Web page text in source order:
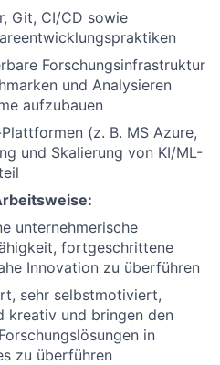
Git, CI/CD sowie
Forschungsinfrastruktur
und Analysieren
aufzubauen
(z. B. MS Azure,
und Skalierung von KI/ML-
unternehmerische
fortgeschrittene
Innovation zu überführen
sehr selbstmotiviert,
kreativ und bringen den
in
zu überführen